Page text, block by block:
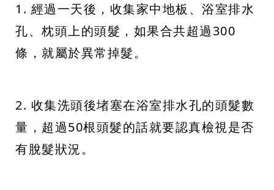
1. 經過一天後，收集家中地板、浴室排水
孔、枕頭上的頭髮，如果合共超過300
條，就屬於異常掉髮。
2. 收集洗頭後堵塞在浴室排水孔的頭髮數
量，超過50根頭髮的話就要認真檢視是否
有脫髮狀況。